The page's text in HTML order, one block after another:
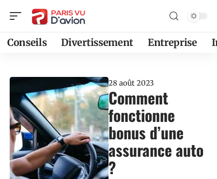
Conseils Divertissement Entreprise
28 août 2023
Comment
fonctionne
bonus d’une
assurance auto
?